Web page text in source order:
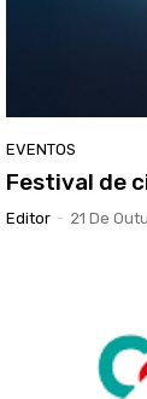
EVENTOS
Festival de
Editor - 21 De